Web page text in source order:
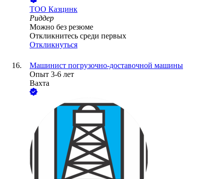
ТОО Казцинк
Риддер
Можно без резюме
Откликнитесь среди первых
Откликнуться
Машинист погрузочно-доставочной машины
Опыт 3-6 лет
Вахта